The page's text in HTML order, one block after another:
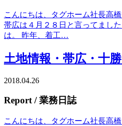
こんにちは、タグホーム社長高
帯広は４月２８日と言ってまし
は。 昨年、着工…
土地情報・帯広・十
2018.04.26
Report/ 業務日誌
こんにちは、タグホーム社長高